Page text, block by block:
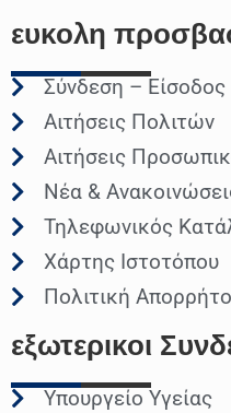
ευκολη
Σύνδεση –
Αιτήσεις Πολιτών
Αιτήσεις
Νέα &
Τηλεφωνικός
Χάρτης Ιστοτόπου
Πολιτική
εξωτερικοι
Υπουργείο Υγείας